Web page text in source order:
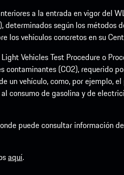
a la entrada en vigor del
determinados según los
los vehículos concretos en su
Vehicles Test Procedure o
(CO2), requerido
vehículo, como, por ejemplo,
de gasolina y de
puede consultar información
aquí.